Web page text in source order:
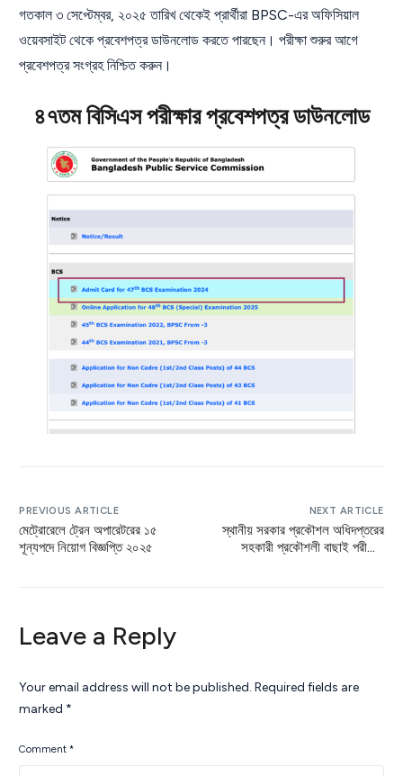
গতকাল ৩ সেপ্টেম্বর, ২০২৫ তারিখ থেকেই প্রার্থীরা BPSC-এর অফিসিয়াল
ওয়েবসাইট থেকে প্রবেশপত্র ডাউনলোড করতে পারছেন। পরীক্ষা শুরুর আগে
প্রবেশপত্র সংগ্রহ নিশ্চিত করুন।
৪৭তম বিসিএস পরীক্ষার প্রবেশপত্র ডাউনলোড
PREVIOUS ARTICLE
মেট্রোরেলে ট্রেন অপারেটরের ১৫
শূন্যপদে নিয়োগ বিজ্ঞপ্তি ২০২৫
NEXT ARTICLE
স্থানীয় সরকার প্রকৌশল অধিদপ্তরের
সহকারী প্রকৌশলী বাছাই পরীক্ষার
Leave a Reply
Your email address will not be published. Required fields are
marked *
Comment*